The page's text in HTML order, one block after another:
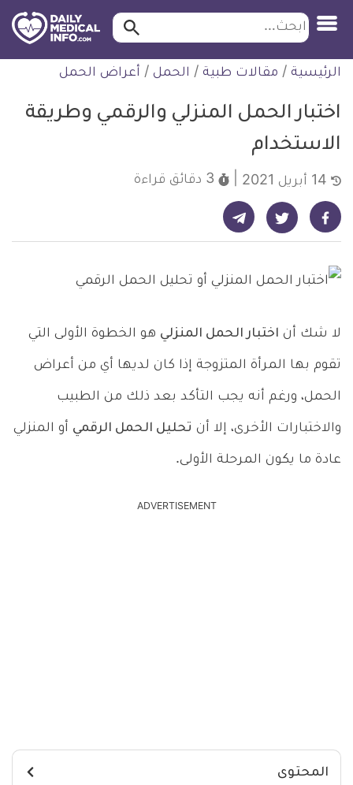
التخطي
للمحتوى
طبية
ابحث ابحث…
الرئيسية / مقالات طبية / الحمل / أعراض الحمل
اختبار الحمل المنزلي والرقمي وطريقة
الاستخدام
3 دقائق قراءة
شارك على فيسبوك - ديلي ميديكال انفو شارك على تويتر - ديلي ميديكال انفو شارك على تيليجرام - ديلي ميديكال انفو
لا شك أن اختبار الحمل المنزلي هو الخطوة الأولى التي
تقوم بها المرأة المتزوجة إذا كان لديها أي من أعراض
الحمل، ورغم أنه يجب التأكد بعد ذلك من الطبيب
والاختبارات الأخرى، إلا أن تحليل الحمل الرقمي أو المنزلي
عادة ما يكون المرحلة الأولى.
ADVERTISEMENT
المحتوى